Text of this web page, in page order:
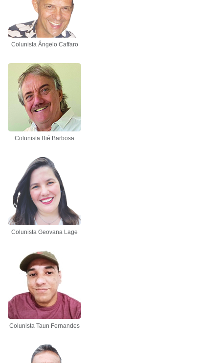
Colunista Ângelo Caffaro
Colunista Bié Barbosa
Colunista Geovana Lage
Colunista Taun Fernandes